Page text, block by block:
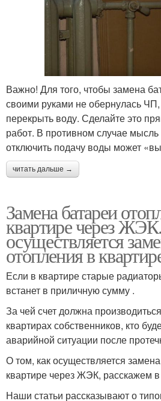
Важно! Для того, чтобы замена
своими руками не обернулась ЧП,
перекрыть воду. Сделайте это
работ. В противном случае
отключить подачу воды может
читать дальше →
Замена батареи
квартире через
осуществляется
отопления в
Если в квартире старые
встанет в приличную сумму .
За чей счет должна
квартирах собственников, кто
аварийной ситуации после
О том, как осуществляется
квартире через ЖЭК, расскажем в
Наши статьи рассказывают о